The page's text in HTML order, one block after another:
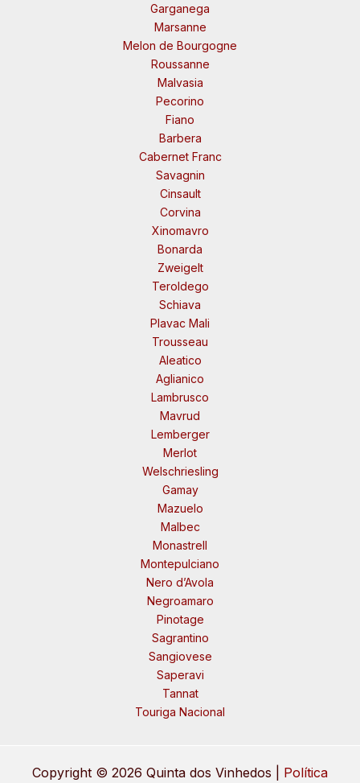
Garganega
Marsanne
Melon de Bourgogne
Roussanne
Malvasia
Pecorino
Fiano
Barbera
Cabernet Franc
Savagnin
Cinsault
Corvina
Xinomavro
Bonarda
Zweigelt
Teroldego
Schiava
Plavac Mali
Trousseau
Aleatico
Aglianico
Lambrusco
Mavrud
Lemberger
Merlot
Welschriesling
Gamay
Mazuelo
Malbec
Monastrell
Montepulciano
Nero d’Avola
Negroamaro
Pinotage
Sagrantino
Sangiovese
Saperavi
Tannat
Touriga Nacional
Copyright © 2026 Quinta dos Vinhedos | Política